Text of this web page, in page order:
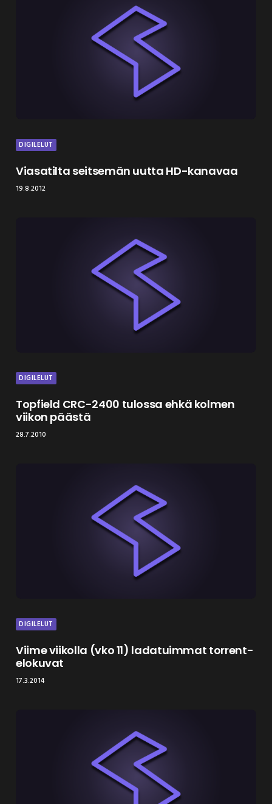
DIGILELUT
Viasatilta seitsemän uutta HD-kanavaa
19.8.2012
DIGILELUT
Topfield CRC-2400 tulossa ehkä kolmen
viikon päästä
28.7.2010
DIGILELUT
Viime viikolla (vko 11) ladatuimmat torrent-
elokuvat
17.3.2014